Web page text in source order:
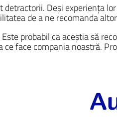
Deși experiența
de a ne recomanda
probabil ca aceștia să
face compania noastră.